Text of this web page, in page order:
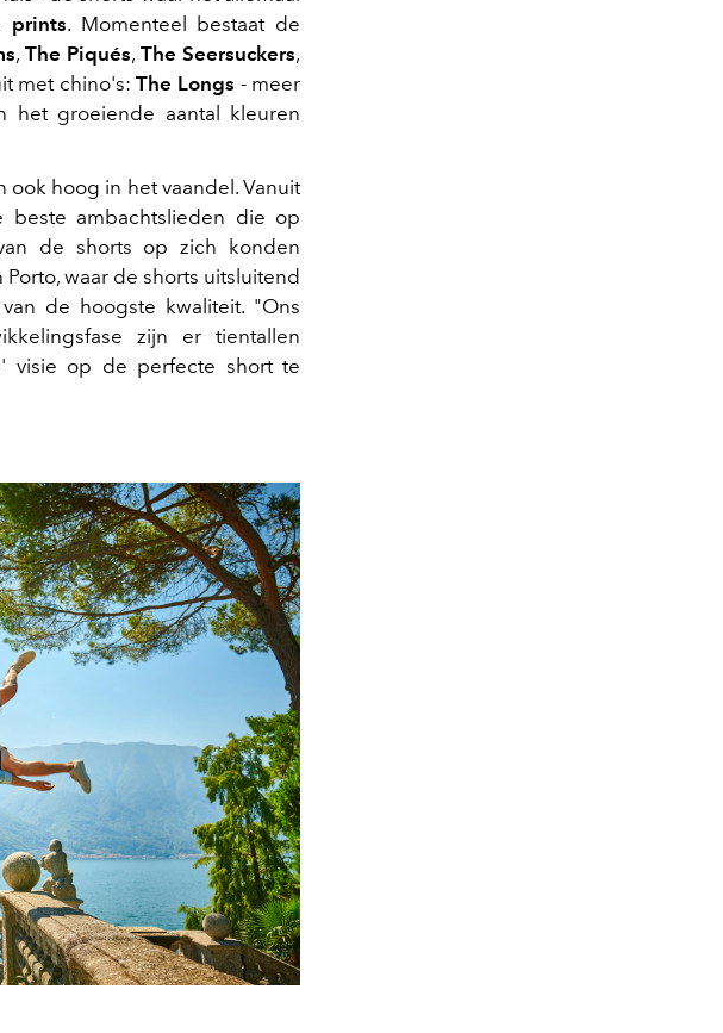
prints. Momenteel bestaat de
,The Piqués,The Seersuckers,
met chino's:The Longs - meer
het groeiende aantal kleuren
hoog in het vaandel. Vanuit
ambachtslieden die op
de shorts op zich konden
Porto, waar de shorts uitsluitend
de hoogste kwaliteit. "Ons
zijn er tientallen
visie op de perfecte short te